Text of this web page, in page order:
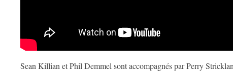
Sean Killian et Phil Demmel sont accompagnés par Perry